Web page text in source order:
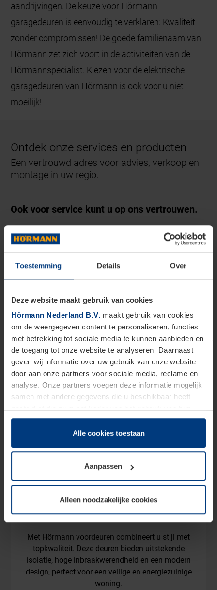
Toestemming Details Over
Deze website maakt gebruik van cookies
Hörmann Nederland B.V. maakt gebruik van cookies
om de weergegeven content te personaliseren, functies
met betrekking tot sociale media te kunnen aanbieden en
de toegang tot onze website te analyseren. Daarnaast
geven wij informatie over uw gebruik van onze website
door aan onze partners voor sociale media, reclame en
analyse. Onze partners voegen deze informatie mogelijk
samen met andere gegevens die u beschikbaar heeft
dienstverlening hebben verzameld.
Juridisch zijn wij gerechtigd om cookies op uw computer
onze pagina's absoluut noodzakelijk is. Voor alle andere
soorten cookies is uw toestemming vereist. Uw
toestemming kunt u op elk moment bij de uitleg van de
wijzigen of herroepen.
Alle cookies toestaan
Aanpassen
Alleen noodzakelijke cookies
aandrijvingen. De keuze voor Hörmann
garagedeuren is eenvoudig te verklaren: Kwaliteit
zonder compromissen! De goede familienaam van
Hörmann zet zich voort in de activiteiten van de
Hörmannspecialist. Kiezen voor de elektrische
garagedeuren van Hörmann is ook voor u niet
moeilijk!
Ontdek onze services en producten
Een vertrouwd adres voor advies, verkoop en
montage in uw regio.
Ook voor service kunt u op ons vertrouwen.
ACTIE GARAGEDEUREN ACTIE VOORDEUREN
Blader door onze producten
Voordeuren
Met Hörmann voordeuren combineert u stijl met
topkwaliteit. Deze deuren bieden uitstekende
isolatie, hoge inbraakwerendheid en een modern
design, perfect voor een veilige en energiezuinige
woning.